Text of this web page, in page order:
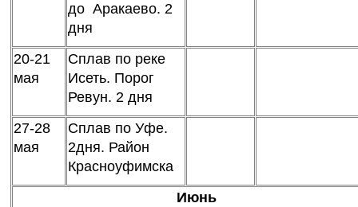
до Аракаево. 2
дня
20-21
мая
Сплав по реке
Исеть. Порог
Ревун. 2 дня
27-28
мая
Сплав по Уфе.
2дня. Район
Красноуфимска
Июнь